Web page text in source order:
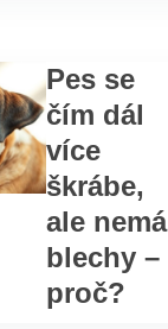
Pes se
čím dál
více
škrábe,
ale nemá
blechy –
proč?